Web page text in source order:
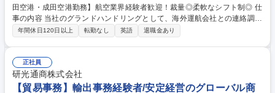
田空港・成田空港勤務】航空業界経験者歓迎！裁量◎柔軟なシフト制◎ 仕
事の内容 当社のグランドハンドリングとして、海外運航会社との連絡調整
や航空関係機関への許可申請業務等をお任せします！エンドユーザーの約
フライトやお客様の対応となり、メリハリをつけて働くことができます！
■語学力の向上ができ、日々成長実感を得られるため、大きなやりがいを
感じることができます！日々の仕事において英語を使う場面が非常に多
年間休日120日以上 転勤なし 英語 退職金あり
正社員
研光通商株式会社
【貿易事務】輸出事務経験者/安定経営のグローバル商